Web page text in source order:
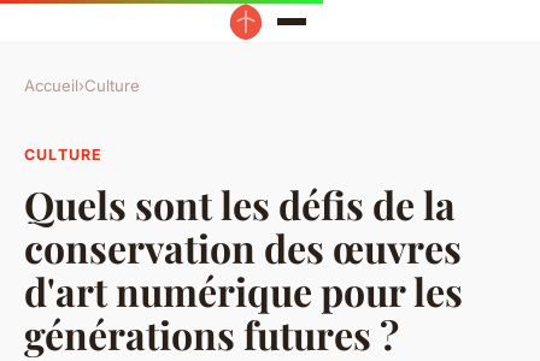
Accueil›Culture
CULTURE
Quels sont les défis de la
conservation des œuvres
d'art numérique pour les
générations futures ?